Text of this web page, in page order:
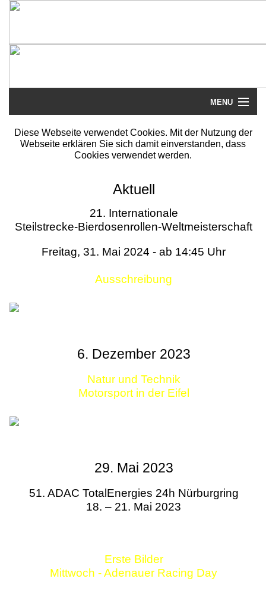
MENU
Startseite
Literatur
Termine
Diese Webseite verwendet Cookies. Mit der Nutzung der
Webseite erklären Sie sich damit einverstanden, dass
Cookies verwendet werden.
Aktuell
21. Internationale
Steilstrecke-Bierdosenrollen-Weltmeisterschaft
Freitag, 31. Mai 2024 - ab 14:45 Uhr
Ausschreibung
6. Dezember 2023
Natur und Technik
Motorsport in der Eifel
29. Mai 2023
51. ADAC TotalEnergies 24h Nürburgring
18. – 21. Mai 2023
Erste Bilder
Mittwoch - Adenauer Racing Day